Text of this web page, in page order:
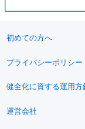
初めての方へ
プライバシーポリシー
健全化に資する運用方
運営会社